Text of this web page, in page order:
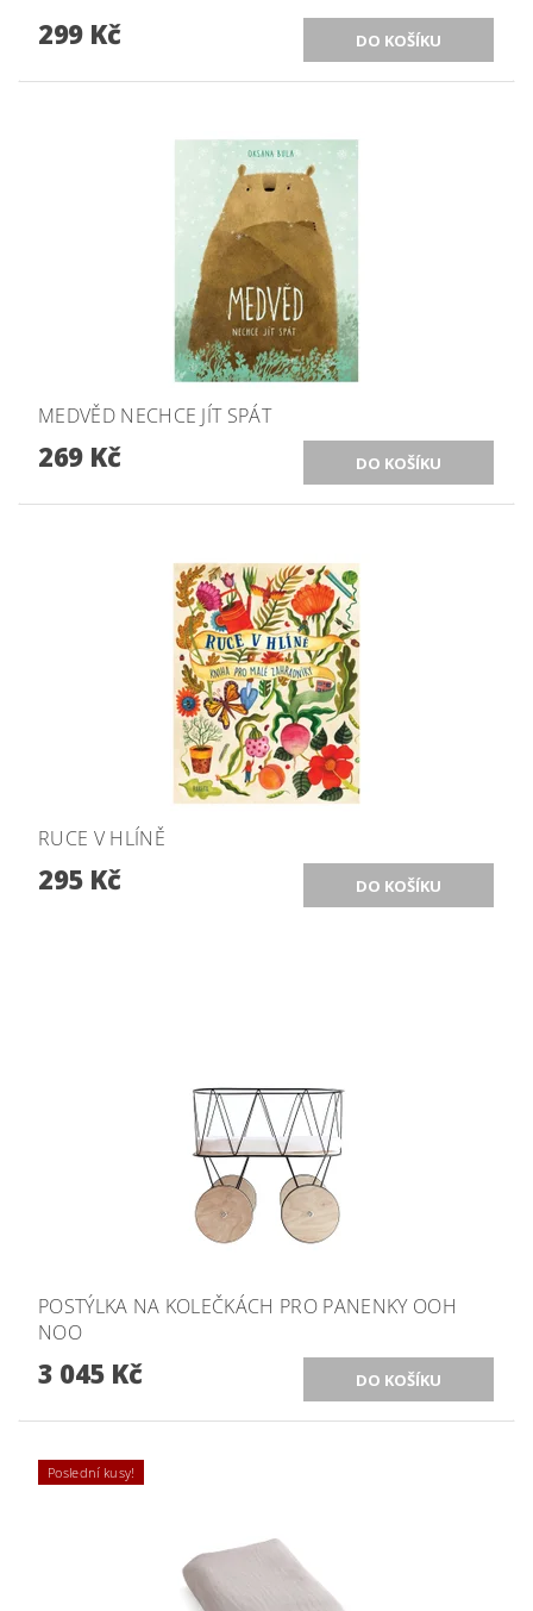
299 Kč
MEDVĚD NECHCE JÍT SPÁT
269 Kč
RUCE V HLÍNĚ
295 Kč
POSTÝLKA NA KOLEČKÁCH PRO PANENKY OOH
NOO
3 045 Kč
Poslední kusy!